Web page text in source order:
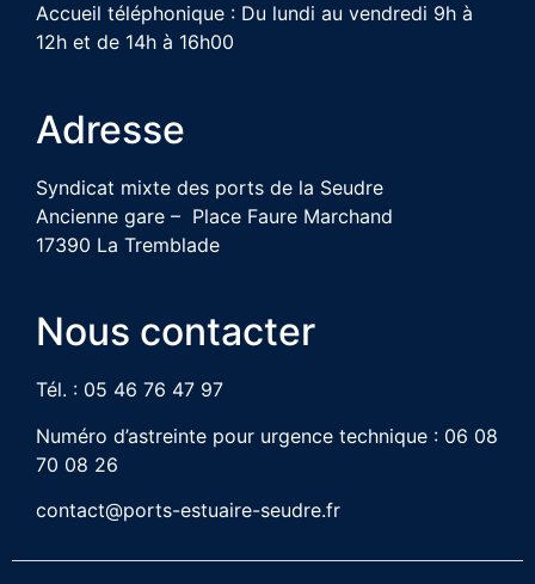
Accueil téléphonique : Du lundi au vendredi 9h à
12h et de 14h à 16h00
Adresse
Syndicat mixte des ports de la Seudre
Ancienne gare – Place Faure Marchand
17390 La Tremblade
Nous contacter
Tél. : 05 46 76 47 97
Numéro d’astreinte pour urgence technique : 06 08
70 08 26
contact@ports-estuaire-seudre.fr